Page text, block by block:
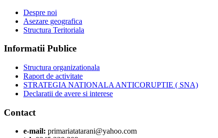
Despre noi
Asezare geografica
Structura Teritoriala
Informatii Publice
Structura organizationala
Raport de activitate
STRATEGIA NATIONALA ANTICORUPTIE ( SNA)
Declaratii de avere si interese
Contact
e-mail: primariatatarani@yahoo.com